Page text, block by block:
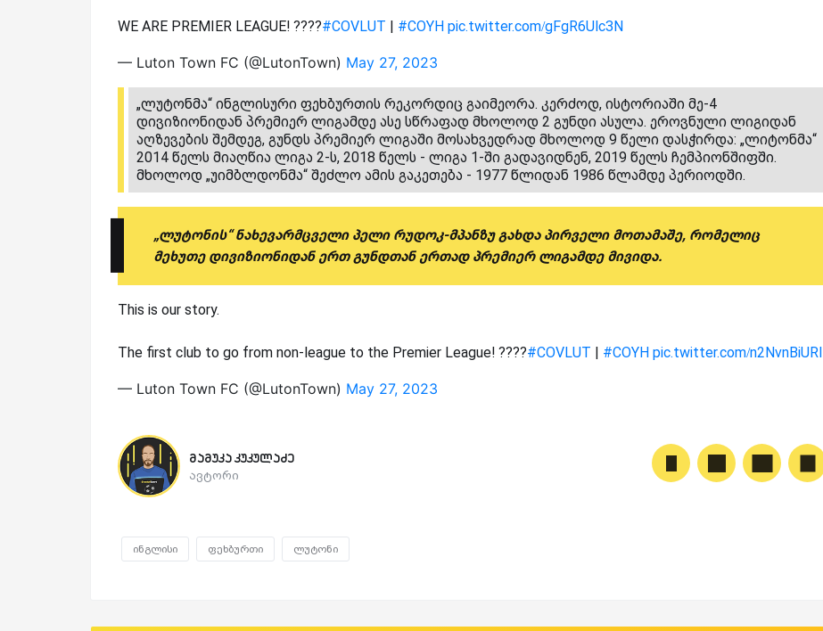
WE ARE PREMIER LEAGUE! ????#COVLUT | #COYH pic.twitter.com/gFgR6Ulc3N
— Luton Town FC (@LutonTown) May 27, 2023
„ლუტონმა“ ინგლისური ფეხბურთის რეკორდიც გაიმეორა. კერძოდ, ისტორიაში მე-4
დივიზიონიდან პრემიერ ლიგამდე ასე სწრაფად მხოლოდ 2 გუნდი ასულა. ეროვნული ლიგიდან
აღზევების შემდეგ, გუნდს პრემიერ ლიგაში მოსახვედრად მხოლოდ 9 წელი დასჭირდა: „ლიტონმა“
2014 წელს მიაღწია ლიგა 2-ს, 2018 წელს - ლიგა 1-ში გადავიდნენ, 2019 წელს ჩემპიონშიფში.
მხოლოდ „უიმბლდონმა“ შეძლო ამის გაკეთება - 1977 წლიდან 1986 წლამდე პერიოდში.
„ლუტონის“ ნახევარმცველი პელი რუდოკ-მპანზუ გახდა პირველი მოთამაშე, რომელიც
მეხუთე დივიზიონიდან ერთ გუნდთან ერთად პრემიერ ლიგამდე მივიდა.
This is our story.
The first club to go from non-league to the Premier League! ????#COVLUT | #COYH pic.twitter.com/n2NvnBiURl
— Luton Town FC (@LutonTown) May 27, 2023
მამუკა კუკულაძე
ავტორი
ინგლისი ფეხბურთი ლუტონი